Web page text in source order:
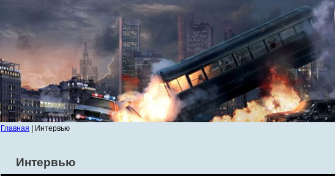
Главная | Интервью
Интервью